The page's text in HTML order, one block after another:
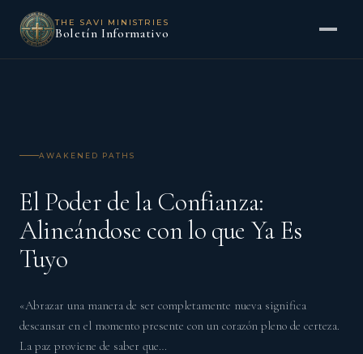
THE SAVI MINISTRIES
Boletín Informativo
AWAKENED PATHS
El Poder de la Confianza:
Alineándose con lo que Ya Es
Tuyo
«Abrazar una manera de ser completamente nueva significa
descansar en el momento presente con un corazón pleno de certeza.
La paz proviene de saber que…